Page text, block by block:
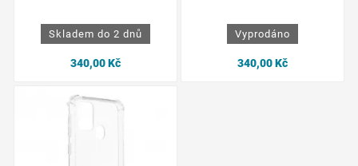
Skladem do 2 dnů
340,00 Kč
Vyprodáno
340,00 Kč